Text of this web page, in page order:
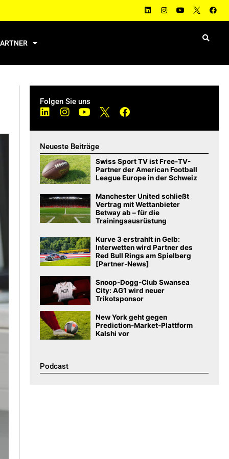
Folgen Sie uns
Neueste Beiträge
Swiss Sport TV ist Free-TV-
Partner der American Football
League Europe in der Schweiz
Manchester United schließt
Vertrag mit Wettanbieter
Betway ab – für die
Trainingsausrüstung
Kurve 3 erstrahlt in Gelb:
Interwetten wird Partner des
Red Bull Rings am Spielberg
[Partner-News]
Snoop-Dogg-Club Swansea
City: AG1 wird neuer
Trikotsponsor
New York geht gegen
Prediction-Market-Plattform
Kalshi vor
Podcast​